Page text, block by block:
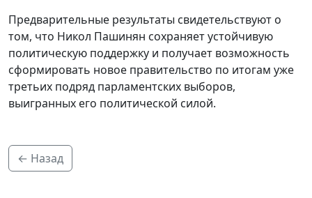
Предварительные результаты свидетельствуют о
том, что Никол Пашинян сохраняет устойчивую
политическую поддержку и получает возможность
сформировать новое правительство по итогам уже
третьих подряд парламентских выборов,
выигранных его политической силой.
← Назад